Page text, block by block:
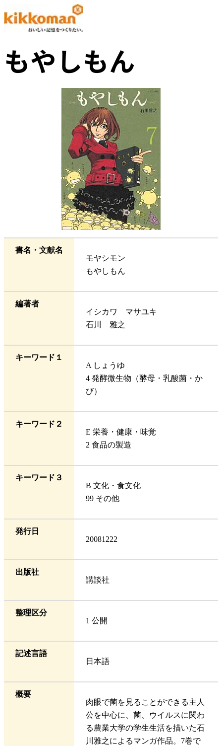
もやしもん
書名・文献名
モヤシモン
もやしもん
編著者
イシカワ マサユキ
石川 雅之
キーワード１
A しょうゆ
4 発酵微生物（酵母・乳酸菌・か
び）
キーワード２
E 栄養・健康・味覚
2 食品の製造
キーワード３
B 文化・食文化
99 その他
発行日
20081222
出版社
講談社
整理区分
1 公開
記述言語
日本語
概要
肉眼で菌を見ることができる主人
公を中心に、菌、ウイルスに関わ
る農業大学の学生生活を描いた石
川雅之によるマンガ作品。7巻で